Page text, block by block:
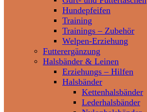
Hundepfeifen
Training
Trainings – Zubehör
Welpen-Erziehung
Futterergänzung
Halsbänder & Leinen
Erziehungs – Hilfen
Halsbänder
Kettenhalsbänder
Lederhalsbänder